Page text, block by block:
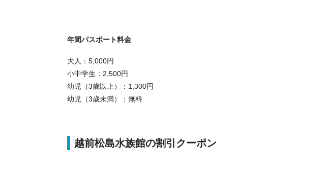
年間パスポート料金
大人：5,000円
小中学生：2,500円
幼児（3歳以上）：1,300円
幼児（3歳未満）：無料
越前松島水族館の割引クーポン